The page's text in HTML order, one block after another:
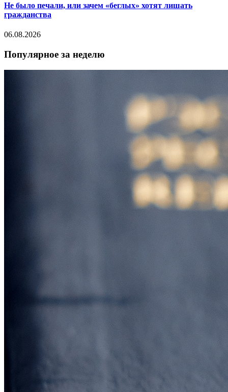
Не было печали, или зачем «беглых» хотят лишать
гражданства
06.08.2026
Популярное за неделю